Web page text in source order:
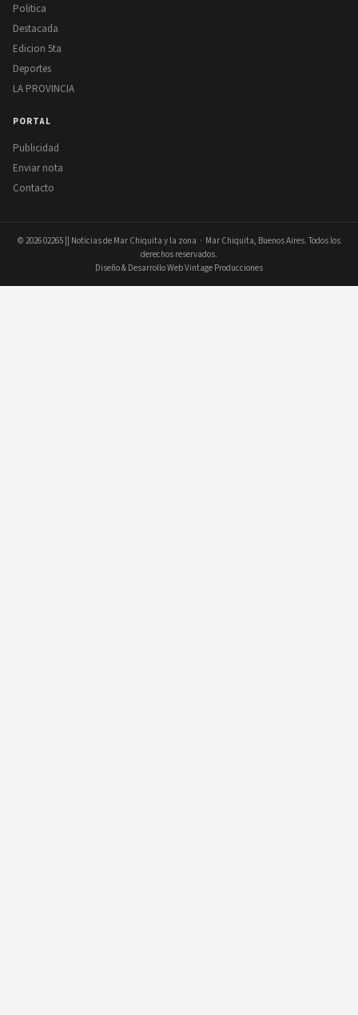
Politica
Destacada
Edicion 5ta
Deportes
LA PROVINCIA
PORTAL
Publicidad
Enviar nota
Contacto
© 202602265 || Noticias de Mar Chiquita y la zona · Mar Chiquita, Buenos Aires. Todos los
derechos reservados.
Diseño & Desarrollo Web Vintage Producciones